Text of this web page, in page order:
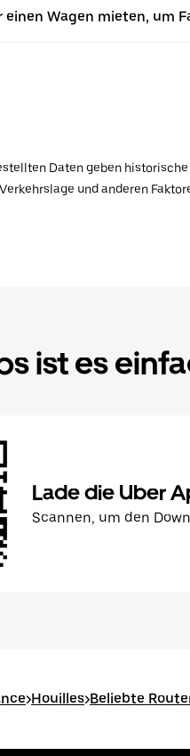
einen Wagen mieten, um
Daten geben
und anderen
ist es
Lade die Uber
Scannen, um den
>Houilles>Beliebte